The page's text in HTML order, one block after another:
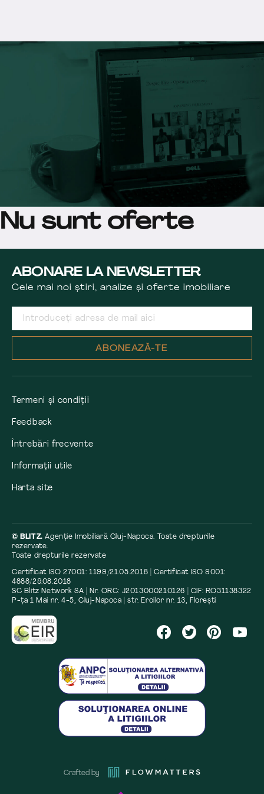
Nu sunt oferte
ABONARE LA NEWSLETTER
Cele mai noi știri, analize și oferte imobiliare
ABONEAZĂ-TE
Termeni și condiții
Feedback
Întrebări frecvente
Informații utile
Harta site
© BLITZ.Agenție Imobiliară Cluj-Napoca. Toate drepturile
rezervate.
Toate drepturile rezervate
Certificat ISO 27001: 1199/21.05.2018 | Certificat ISO 9001:
4888/29.08.2018
SC Blitz Network SA | Nr. ORC: J2013000210126 | CIF: RO31138322
P-ța 1 Mai nr. 4-5, Cluj-Napoca | str. Eroilor nr. 13, Florești
Crafted by